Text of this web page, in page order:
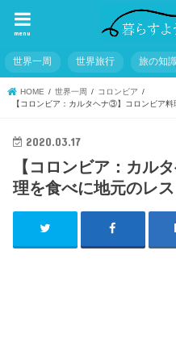
menu
世界一周 世界旅行 旅の知識
HOME 世界一周
コロンビア
【コロンビア：カルタヘナ③】コロンビア
2020.03.17
【コロンビア：カル
理を食べに地元のレ